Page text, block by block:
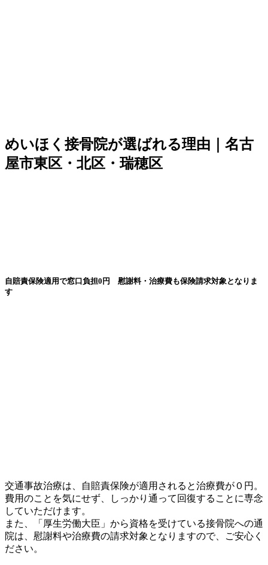
めいほく接骨院が選ばれる理由｜名古
屋市東区・北区・瑞穂区
自賠責保険適用で窓口負担0円 慰謝料・治療費も保険請求対象となりま
す
交通事故治療は、自賠責保険が適用されると治療費が０円。
費用のことを気にせず、しっかり通って回復することに専念
していただけます。
また、「厚生労働大臣」から資格を受けている接骨院への通
院は、慰謝料や治療費の請求対象となりますので、ご安心く
ださい。